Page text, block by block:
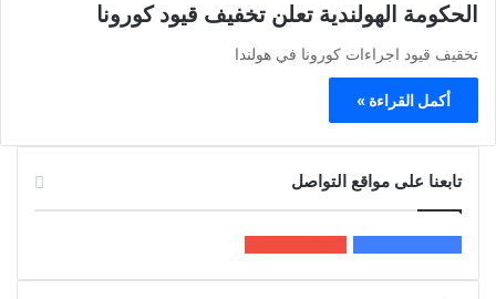
الحكومة الهولندية تعلن تخفيف قيود كورونا
تخقيف قيود اجراءات كورونا في هولندا
أكمل القراءة »
تابعنا على مواقع التواصل